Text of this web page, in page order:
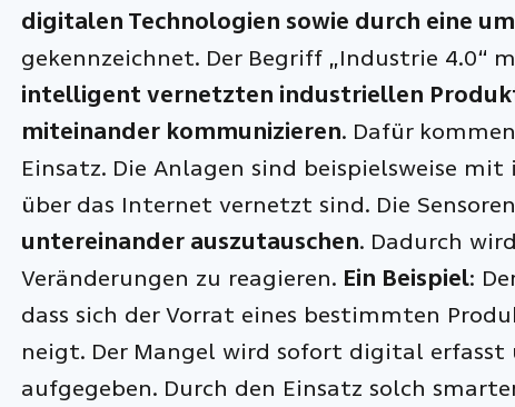
digitalen Technologien sowie durch eine
gekennzeichnet. Der Begriff „Industrie 4.0“
intelligent vernetzten industriellen
miteinander kommunizieren. Dafür
Einsatz. Die Anlagen sind beispielsweise
über das Internet vernetzt sind. Die
untereinander auszutauschen. Dadurch
Veränderungen zu reagieren. Ein Beispiel:
dass sich der Vorrat eines bestimmten
neigt. Der Mangel wird sofort digital erfasst
aufgegeben. Durch den Einsatz solch